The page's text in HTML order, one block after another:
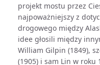
projekt mostu przez
najpoważniejszy z
drogowego między
idee głosili między
William Gilpin (1849),
(1905) i sam Lin w